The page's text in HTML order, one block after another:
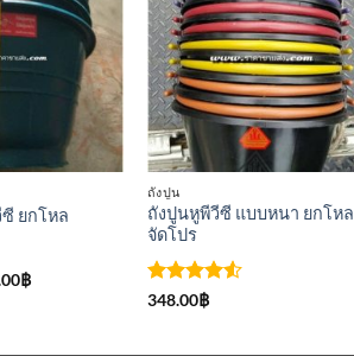
เพิ่มเข้า
รายการ
ติดตาม
ยกโหล
฿
เพิ่มเข้า
ใน
รายการ
ที่
ติดตาม
ถังปูน
ถังปูนหูพีวีซี แบบหนา ยกโหล
จัดโปร
ให้คะแนน
348.00฿